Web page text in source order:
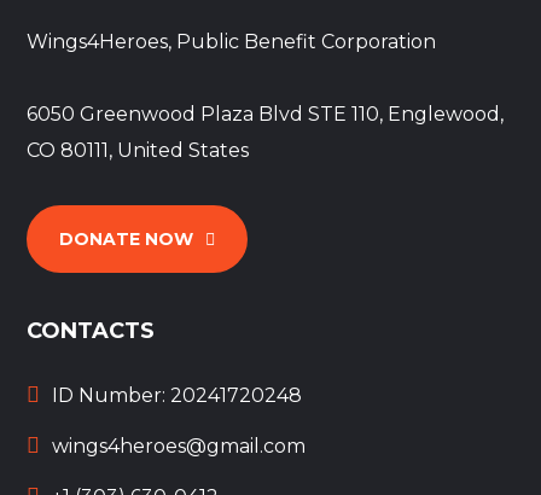
Wings4Heroes, Public Benefit Corporation
6050 Greenwood Plaza Blvd STE 110, Englewood,
CO 80111, United States
DONATE NOW
CONTACTS
ID Number: 20241720248
wings4heroes@gmail.com